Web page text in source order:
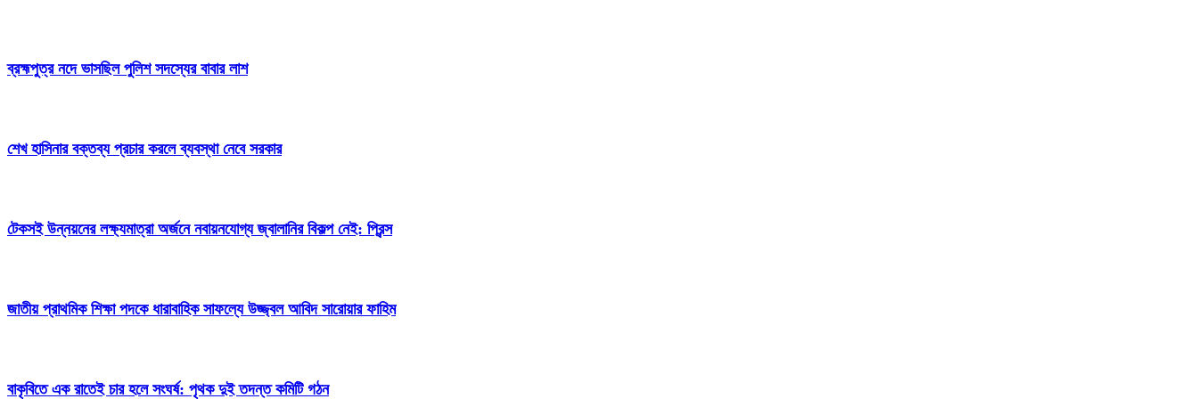
ব্রহ্মপুত্র নদে ভাসছিল পুলিশ সদস্যের বাবার লাশ
শেখ হাসিনার বক্তব্য প্রচার করলে ব্যবস্থা নেবে সরকার
টেকসই উন্নয়নের লক্ষ্যমাত্রা অর্জনে নবায়নযোগ্য জ্বালানির বিকল্প নেই: প্রিন্স
জাতীয় প্রাথমিক শিক্ষা পদকে ধারাবাহিক সাফল্যে উজ্জ্বল আবিদ সারোয়ার ফাহিম
বাকৃবিতে এক রাতেই চার হলে সংঘর্ষ: পৃথক দুই তদন্ত কমিটি গঠন